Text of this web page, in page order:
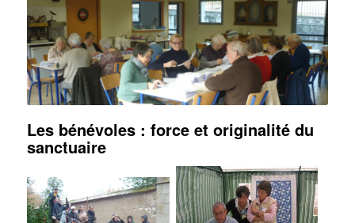
Les bénévoles : force et originalité du
sanctuaire